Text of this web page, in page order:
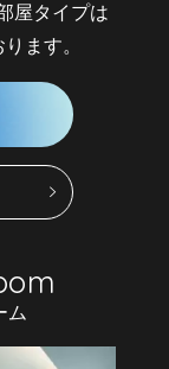
屋タイプは
ます。
ム